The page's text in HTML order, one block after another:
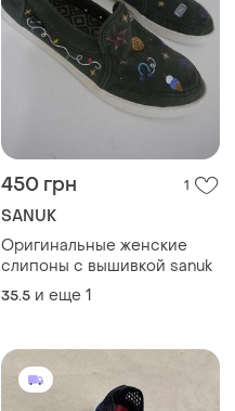
450 грн 1
SANUK
Оригинальные женские
слипоны с вышивкой sanuk
35.5 и еще 1